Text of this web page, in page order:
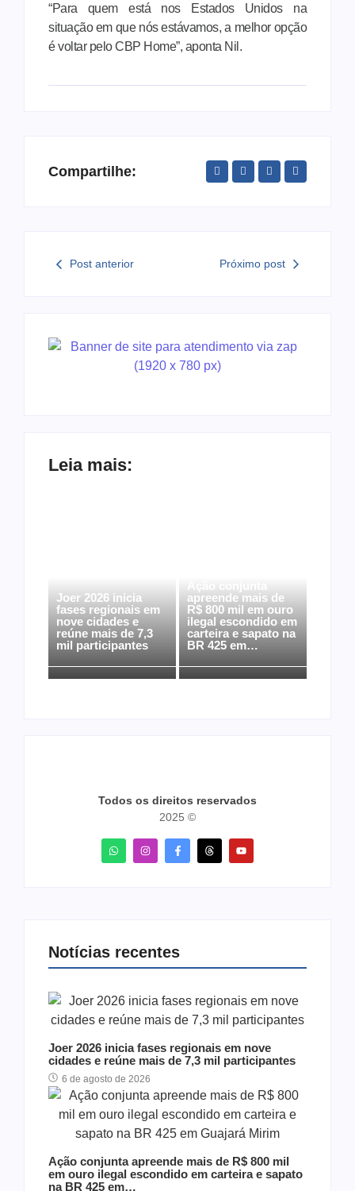
“Para quem está nos Estados Unidos na
situação em que nós estávamos, a melhor opção
é voltar pelo CBP Home”, aponta Nil.
Compartilhe:
Post anterior Próximo post
Leia mais:
Joer 2026 inicia
fases regionais em
nove cidades e
reúne mais de 7,3
mil participantes
apreende mais de
R$ 800 mil em ouro
ilegal escondido em
carteira e sapato na
BR 425 em…
Todos os direitos reservados
2025 ©
Notícias recentes
Joer 2026 inicia fases regionais em nove
cidades e reúne mais de 7,3 mil participantes
6 de agosto de 2026
Ação conjunta apreende mais de R$ 800 mil
em ouro ilegal escondido em carteira e sapato
na BR 425 em…